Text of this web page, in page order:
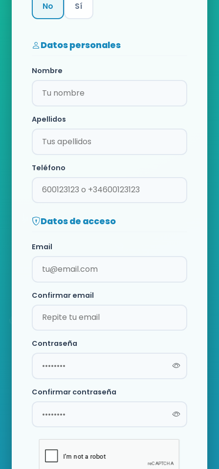
No Sí
Datos personales
Nombre
Apellidos
Teléfono
Datos de acceso
Email
Confirmar email
Contraseña
Confirmar contraseña